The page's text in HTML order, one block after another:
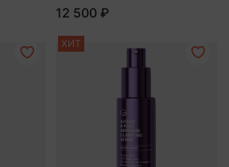
12 500 ₽
ХИТ